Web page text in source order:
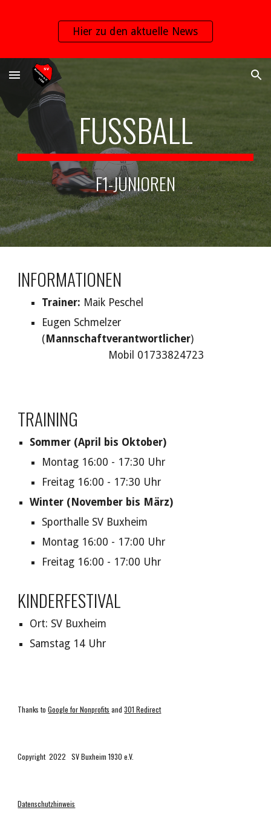
Skip to main content Skip to navigation
Hier zu den aktuelle News
FUSSBALL
F1-JUNIOREN
INFORMATIONEN
Trainer: Maik Peschel
Eugen Schmelzer
( Mannschaftverantwortlicher)
Mobil 01733824723
TRAINING
Sommer (April bis Oktober)
Montag 16:00 - 17:30 Uhr
Freitag 16:00 - 17:30 Uhr
Winter (November bis März)
Sporthalle SV Buxheim
Montag 16:00 - 17:00 Uhr
Freitag 16:00 - 17:00 Uhr
KINDERFESTIVAL
Ort: SV Buxheim
Samstag 14 Uhr
Thanks toGoogle for Nonprofits and301 Redirect
Copyright 2022 SV Buxheim 1930 e.V.
Datenschutzhinweis